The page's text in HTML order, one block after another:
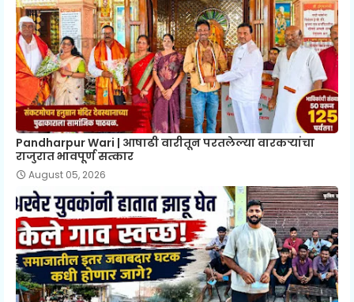
Pandharpur Wari | आषाढी वारीतून परतलेल्या वारकऱ्यांचा
राजुरात भावपूर्ण सत्कार
August 05, 2026